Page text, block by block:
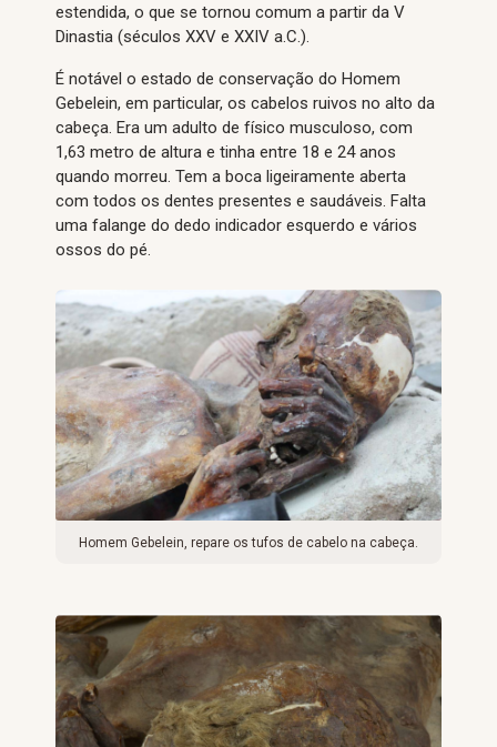
estendida, o que se tornou comum a partir da V
Dinastia (séculos XXV e XXIV a.C.).
É notável o estado de conservação do Homem
Gebelein, em particular, os cabelos ruivos no alto da
cabeça. Era um adulto de físico musculoso, com
1,63 metro de altura e tinha entre 18 e 24 anos
quando morreu. Tem a boca ligeiramente aberta
com todos os dentes presentes e saudáveis. Falta
uma falange do dedo indicador esquerdo e vários
ossos do pé.
Homem Gebelein, repare os tufos de cabelo na cabeça.